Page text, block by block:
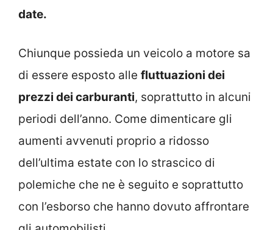
date.
Chiunque possieda un veicolo a motore sa
di essere esposto alle fluttuazioni dei
prezzi dei carburanti, soprattutto in alcuni
periodi dell’anno. Come dimenticare gli
aumenti avvenuti proprio a ridosso
dell’ultima estate con lo strascico di
polemiche che ne è seguito e soprattutto
con l’esborso che hanno dovuto affrontare